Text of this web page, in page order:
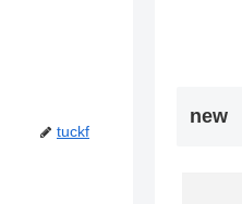
tuckf
new